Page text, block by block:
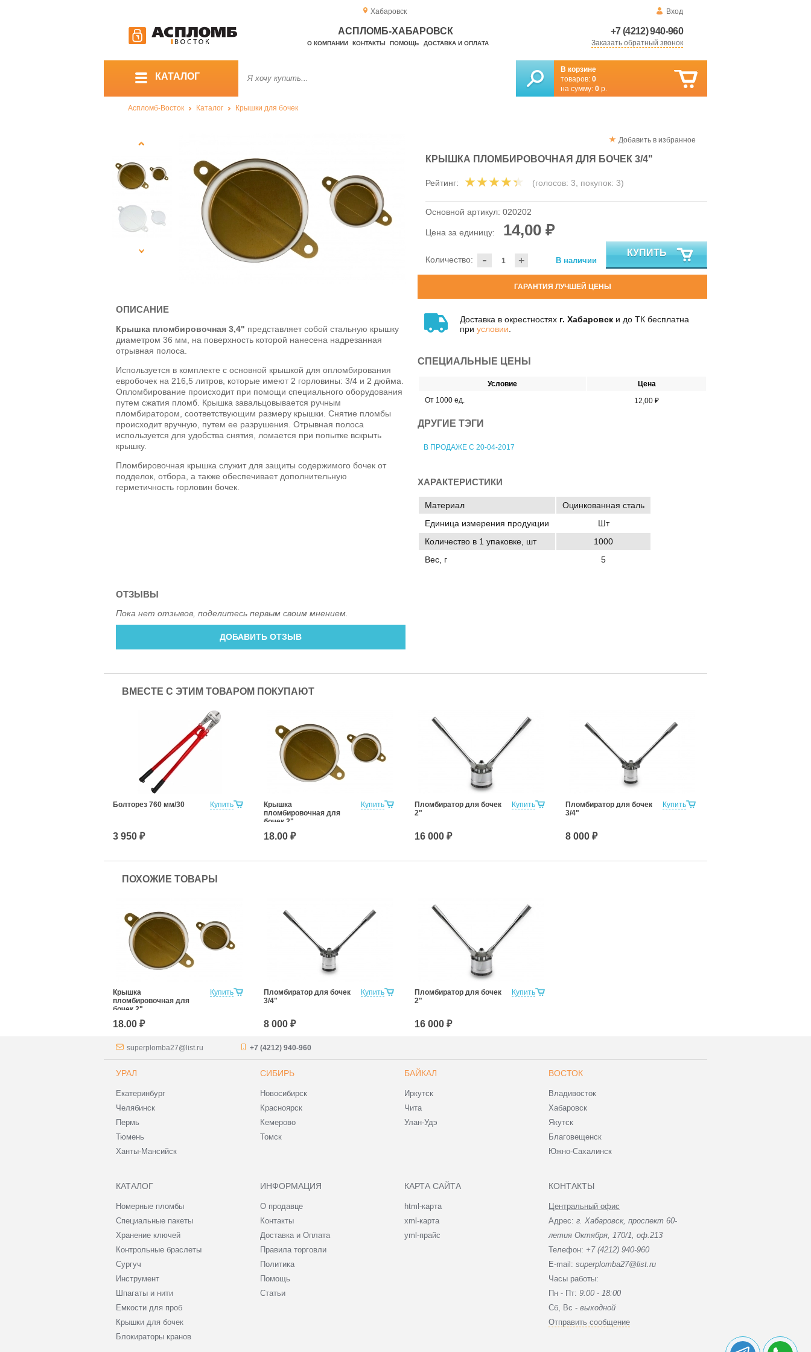
Хабаровск Вход
+7 (4212) 940-960
Заказать обратный звонок
АСПЛОМБ-ХАБАРОВСК
О КОМПАНИИ КОНТАКТЫ ПОМОЩЬ ДОСТАВКА И ОПЛАТА
КАТАЛОГ
В корзине
товаров: 0
на сумму: 0 р.
Аспломб-Восток Каталог Крышки для бочек
Добавить в избранное
КРЫШКА ПЛОМБИРОВОЧНАЯ ДЛЯ БОЧЕК 3/4"
Рейтинг: (голосов: 3, покупок: 3)
Основной артикул: 020202
Цена за единицу: 14,00 ₽
- +
Количество: В наличии
КУПИТЬ
ГАРАНТИЯ ЛУЧШЕЙ ЦЕНЫ
Доставка в окрестностях г. Хабаровск и до ТК бесплатна
при условии
СПЕЦИАЛЬНЫЕ ЦЕНЫ
Условие
Цена
От 1000 ед.
12,00 ₽
ДРУГИЕ ТЭГИ
В ПРОДАЖЕ С 20-04-2017
ОПИСАНИЕ
Крышка пломбировочная 3,4" представляет собой стальную крышку
диаметром 36 мм, на поверхность которой нанесена надрезанная
отрывная полоса.
Используется в комплекте с основной крышкой для опломбирования
евробочек на 216,5 литров, которые имеют 2 горловины: 3/4 и 2 дюйма.
Опломбирование происходит при помощи специального оборудования
путем сжатия пломб. Крышка завальцовывается ручным
пломбиратором, соответствующим размеру крышки. Снятие пломбы
происходит вручную, путем ее разрушения. Отрывная полоса
используется для удобства снятия, ломается при попытке вскрыть
крышку.
Пломбировочная крышка служит для защиты содержимого бочек от
подделок, отбора, а также обеспечивает дополнительную
герметичность горловин бочек.
ХАРАКТЕРИСТИКИ
Материал
Оцинкованная сталь
Единица измерения продукции
Шт
Количество в 1 упаковке, шт
1000
Вес, г
5
ОТЗЫВЫ
Пока нет отзывов, поделитесь первым своим мнением.
ДОБАВИТЬ ОТЗЫВ
ВМЕСТЕ С ЭТИМ ТОВАРОМ ПОКУПАЮТ
Купить
Болторез 760 мм/30
3 950 ₽
Купить
Крышка
пломбировочная для
бочек 2"
18.00 ₽
Купить
Пломбиратор для бочек
2"
16 000 ₽
Купить
Пломбиратор для бочек
3/4"
8 000 ₽
ПОХОЖИЕ ТОВАРЫ
Купить
Крышка
пломбировочная для
бочек 2"
18.00 ₽
Купить
Пломбиратор для бочек
3/4"
8 000 ₽
Купить
Пломбиратор для бочек
2"
16 000 ₽
superplomba27@list.ru +7 (4212) 940-960
УРАЛ
Екатеринбург
Челябинск
Пермь
Тюмень
Ханты-Мансийск
СИБИРЬ
Новосибирск
Красноярск
Кемерово
Томск
БАЙКАЛ
Иркутск
Чита
Улан-Удэ
ВОСТОК
Владивосток
Хабаровск
Якутск
Благовещенск
Южно-Сахалинск
КАТАЛОГ
Номерные пломбы
Специальные пакеты
Хранение ключей
Контрольные браслеты
Сургуч
Инструмент
Шпагаты и нити
Емкости для проб
Крышки для бочек
Блокираторы кранов
ИНФОРМАЦИЯ
О продавце
Контакты
Доставка и Оплата
Правила торговли
Политика
Помощь
Статьи
КАРТА САЙТА
html-карта
xml-карта
yml-прайс
КОНТАКТЫ
Центральный офис
Адрес: г. Хабаровск, проспект 60-
летия Октября, 170/1, оф.213
Телефон: +7 (4212) 940-960
E-mail: superplomba27@list.ru
Часы работы:
Пн - Пт: 9:00 - 18:00
Сб, Вc - выходной
Отправить сообщение